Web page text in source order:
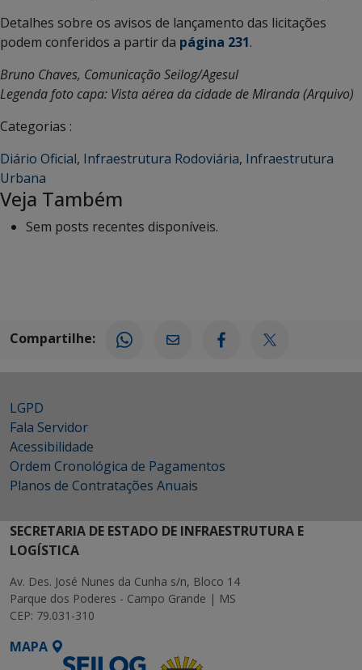
Detalhes sobre os avisos de lançamento das licitações
podem conferidos a partir da página 231.
Bruno Chaves, Comunicação Seilog/Agesul
Legenda foto capa: Vista aérea da cidade de Miranda (Arquivo)
Categorias :
Diário Oficial, Infraestrutura Rodoviária, Infraestrutura
Urbana
Veja Também
Sem posts recentes disponíveis.
Compartilhe:
LGPD
Fala Servidor
Acessibilidade
Ordem Cronológica de Pagamentos
Planos de Contratações Anuais
SECRETARIA DE ESTADO DE INFRAESTRUTURA E
LOGÍSTICA
Av. Des. José Nunes da Cunha s/n, Bloco 14
Parque dos Poderes - Campo Grande | MS
CEP: 79.031-310
MAPA